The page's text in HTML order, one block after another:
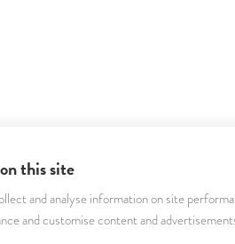
this site
and analyse information on site
and customise content and